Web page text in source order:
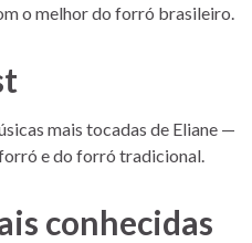
o melhor do forró brasileiro.
mais tocadas de Eliane —
e do forró tradicional.
conhecidas